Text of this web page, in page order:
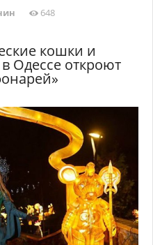
648
кошки и
Одессе откроют